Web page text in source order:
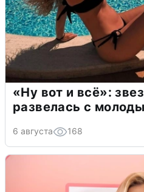
«Ну вот и всё»:
развелась с
6 августа 168